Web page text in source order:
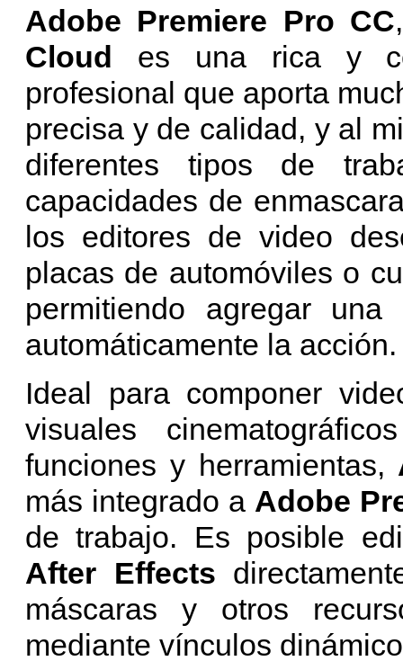
Adobe Premiere Pro CC
Cloud es una rica y
profesional que aporta
precisa y de calidad, y al
diferentes tipos de
capacidades de
los editores de video
placas de automóviles o
permitiendo agregar
automáticamente la acción.
Ideal para componer
visuales
funciones y herramientas,
más integrado a Adobe
de trabajo. Es posible
After Effects
máscaras y otros
mediante vínculos